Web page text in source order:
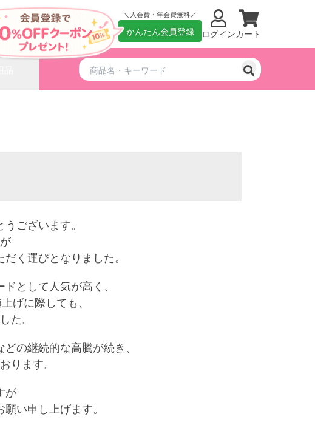
入会費・年会費無料
かんたん会員登録 ログインカート
ございます。
く運びとなりました。
として人気が高く、
げに際しても、
た。
の継続的な高騰が続き、
ります。
が
い申し上げます。